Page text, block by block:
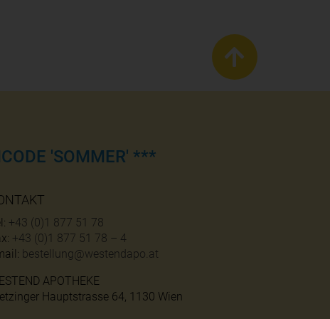
'SOMMER' ***
+43 (0)1 877 51 78
+43 (0)1 877 51 78 – 4
bestellung@westendapo.at
APOTHEKE
Hauptstrasse 64, 1130 Wien